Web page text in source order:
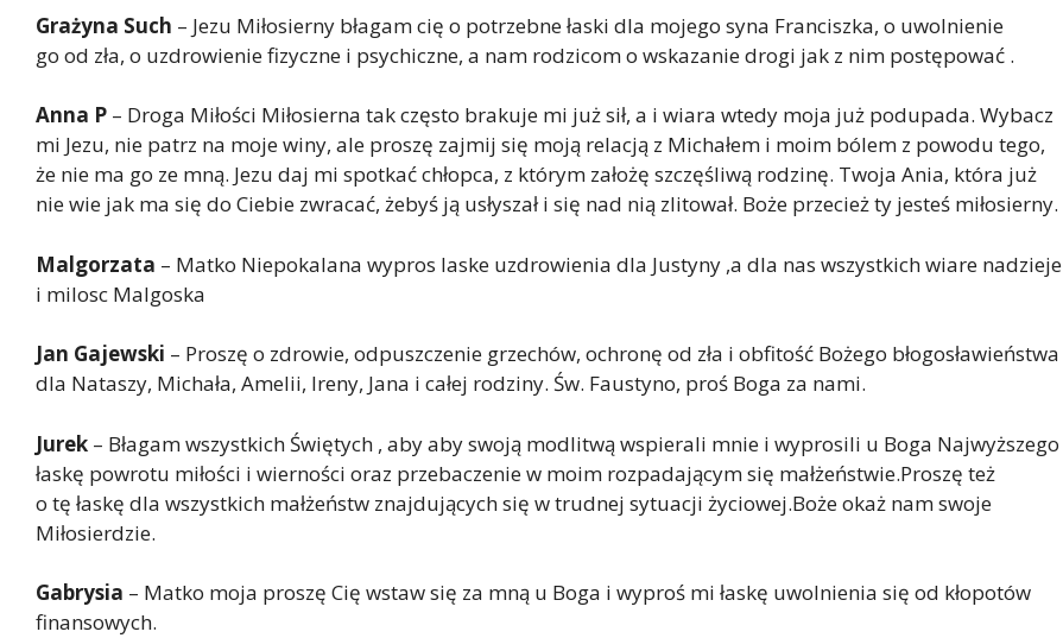
Grażyna Such – Jezu Miłosierny błagam cię o potrzebne łaski dla mojego syna Franciszka, o uwolnienie
go od zła, o uzdrowienie fizyczne i psychiczne, a nam rodzicom o wskazanie drogi jak z nim postępować .
Anna P – Droga Miłości Miłosierna tak często brakuje mi już sił, a i wiara wtedy moja już podupada. Wybacz
mi Jezu, nie patrz na moje winy, ale proszę zajmij się moją relacją z Michałem i moim bólem z powodu tego,
że nie ma go ze mną. Jezu daj mi spotkać chłopca, z którym założę szczęśliwą rodzinę. Twoja Ania, która już
nie wie jak ma się do Ciebie zwracać, żebyś ją usłyszał i się nad nią zlitował. Boże przecież ty jesteś miłosierny.
Malgorzata – Matko Niepokalana wypros laske uzdrowienia dla Justyny ,a dla nas wszystkich wiare nadzieje
i milosc Malgoska
Jan Gajewski – Proszę o zdrowie, odpuszczenie grzechów, ochronę od zła i obfitość Bożego błogosławieństwa
dla Nataszy, Michała, Amelii, Ireny, Jana i całej rodziny. Św. Faustyno, proś Boga za nami.
Jurek – Błagam wszystkich Świętych , aby aby swoją modlitwą wspierali mnie i wyprosili u Boga Najwyższego
łaskę powrotu miłości i wierności oraz przebaczenie w moim rozpadającym się małżeństwie.Proszę też
o tę łaskę dla wszystkich małżeństw znajdujących się w trudnej sytuacji życiowej.Boże okaż nam swoje
Miłosierdzie.
Gabrysia – Matko moja proszę Cię wstaw się za mną u Boga i wyproś mi łaskę uwolnienia się od kłopotów
finansowych.